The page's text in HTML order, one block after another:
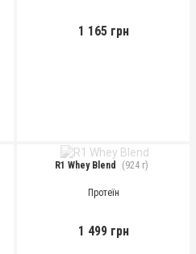
1 165 грн
R1 Whey Blend (924 г)
Протеїн
1 499 грн